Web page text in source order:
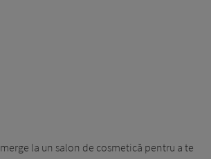
la un salon de cosmetică pentru a te